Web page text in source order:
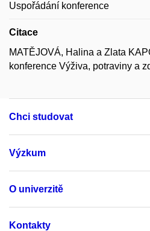
Uspořádání konference
Citace
MATĚJOVÁ, Halina a Zlata
konference Výživa, potraviny a
Chci studovat
Výzkum
O univerzitě
Kontakty